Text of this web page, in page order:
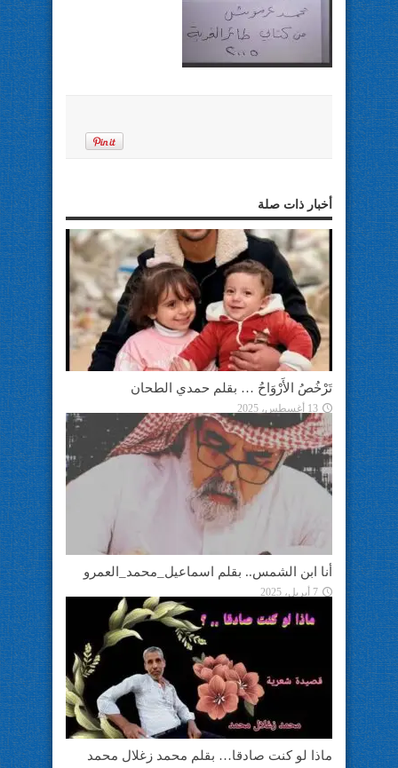
أخبار ذات صلة
تَرْخُصُ الأَرْوَاحُ … بقلم حمدي الطحان
13 أغسطس، 2025
أنا ابن الشمس.. بقلم اسماعيل_محمد_العمرو
7 أبريل، 2025
ماذا لو كنت صادقا… بقلم محمد زغلال محمد